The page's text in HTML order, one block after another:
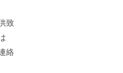
致
絡